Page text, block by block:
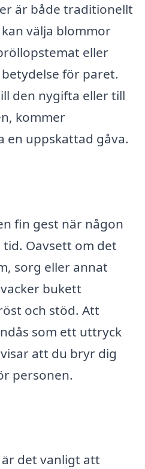
är både traditionellt
välja blommor
eller
för paret.
den nygifta eller till
kommer
en uppskattad gåva.
fin gest när någon
Oavsett om det
sorg eller annat
bukett
och stöd. Att
som ett uttryck
att du bryr dig
personen.
det vanligt att